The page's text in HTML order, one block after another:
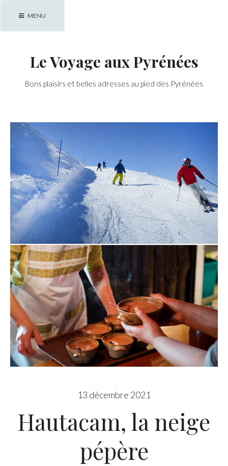
MENU
Le Voyage aux Pyrénées
Bons plaisirs et belles adresses au pied des Pyrénées
13 décembre 2021
Hautacam, la neige
pépère